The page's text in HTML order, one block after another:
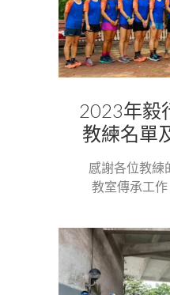
2023年毅
教練名單
感謝各位教練
教室傳承工作